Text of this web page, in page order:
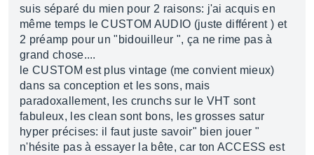
suis séparé du mien pour 2 raisons: j'ai acquis en
même temps le CUSTOM AUDIO (juste différent ) et
2 préamp pour un "bidouilleur ", ça ne rime pas à
grand chose....
le CUSTOM est plus vintage (me convient mieux)
dans sa conception et les sons, mais
paradoxallement, les crunchs sur le VHT sont
fabuleux, les clean sont bons, les grosses satur
hyper précises: il faut juste savoir" bien jouer "
n'hésite pas à essayer la bête, car ton ACCESS est